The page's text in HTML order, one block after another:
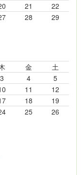
21
22
28
29
金
土
3 4
5
11
12
18
19
25
26